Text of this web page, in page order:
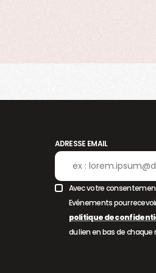
ADRESSE EMAIL
Avec votre
Evénements pour
politique de
du lien en bas de chaque